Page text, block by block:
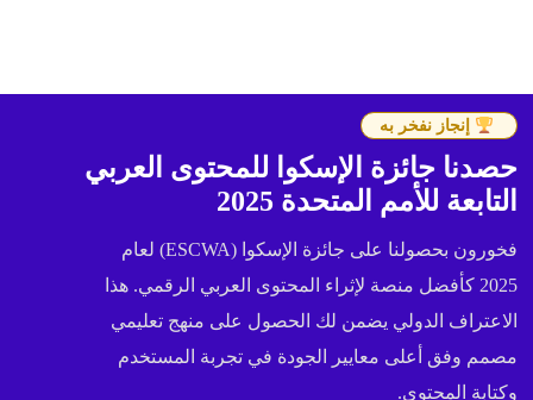
إنجاز نفخر به
حصدنا جائزة الإسكوا للمحتوى العربي
التابعة للأمم المتحدة 2025
فخورون بحصولنا على جائزة الإسكوا (ESCWA) لعام
2025 كأفضل منصة لإثراء المحتوى العربي الرقمي. هذا
الاعتراف الدولي يضمن لك الحصول على منهج تعليمي
مصمم وفق أعلى معايير الجودة في تجربة المستخدم
وكتابة المحتوى.